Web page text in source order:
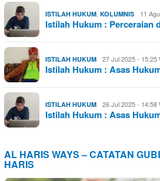
ISTILAH HUKUM, KOLUMNIS 11
Istilah Hukum : Perceraian
ISTILAH HUKUM 27 Jul 2025 - 15:25
Istilah Hukum : Asas
ISTILAH HUKUM 26 Jul 2025 - 14:58
Istilah Hukum : Asas
AL HARIS WAYS – CATATAN
HARIS